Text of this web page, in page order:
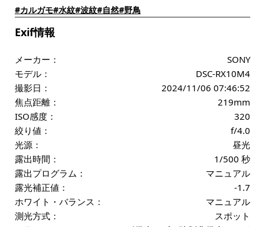
#カルガモ#水紋#波紋#自然#野鳥
Exif情報
メーカー：
SONY
モデル：
DSC-RX10M4
撮影日：
2024/11/06 07:46:52
焦点距離：
219mm
ISO感度：
320
絞り値：
f/4.0
光源：
昼光
露出時間：
1/500 秒
露出プログラム：
マニュアル
露光補正値：
-1.7
ホワイト・バランス：
マニュアル
測光方式：
スポット